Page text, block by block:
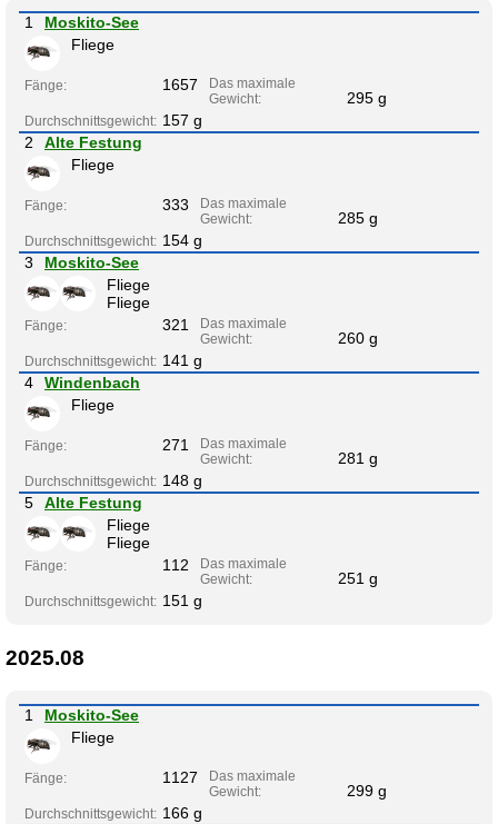
1
Moskito-See
Fliege
Fänge: 1657
Das maximale
Gewicht:
295 g
Durchschnittsgewicht: 157 g
2
Alte Festung
Fliege
Fänge: 333
Das maximale
Gewicht:
285 g
Durchschnittsgewicht: 154 g
3
Moskito-See
Fliege
Fliege
Fänge: 321
Das maximale
Gewicht:
260 g
Durchschnittsgewicht: 141 g
4
Windenbach
Fliege
Fänge: 271
Das maximale
Gewicht:
281 g
Durchschnittsgewicht: 148 g
5
Alte Festung
Fliege
Fliege
Fänge: 112
Das maximale
Gewicht:
251 g
Durchschnittsgewicht: 151 g
2025.08
1
Moskito-See
Fliege
Fänge: 1127
Das maximale
Gewicht:
299 g
Durchschnittsgewicht: 166 g